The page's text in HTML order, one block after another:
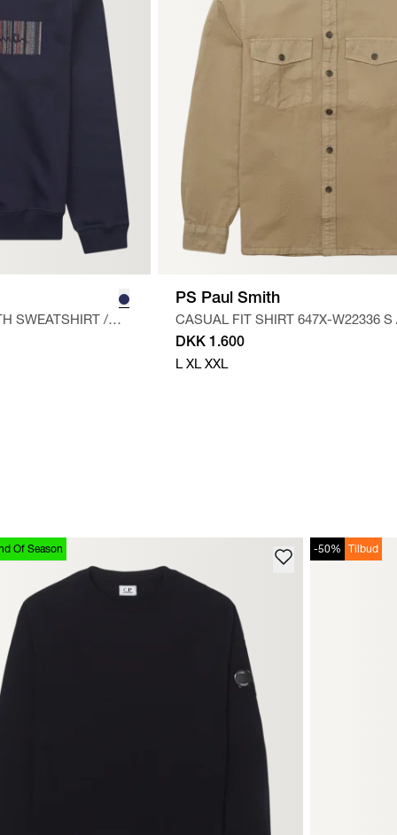
SWEATSHIRT /
PS Paul Smith
CASUAL FIT SHIRT 647X-W22336 S
DKK 1.600
L XL XXL
Of Season -50% Tilbud